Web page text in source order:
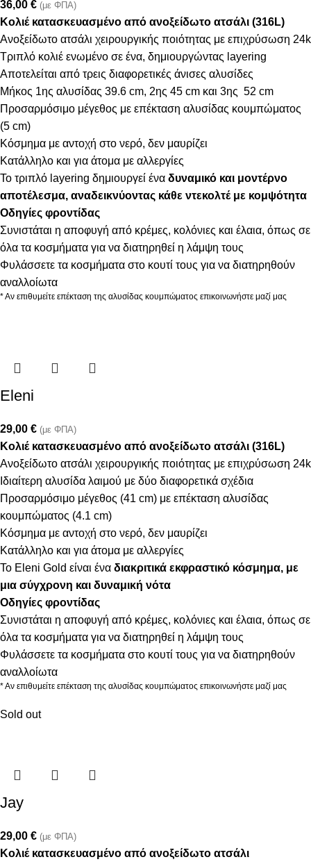
36,00 € (με ΦΠΑ)
Κολιέ κατασκευασμένο από ανοξείδωτο ατσάλι (316L)
Ανοξείδωτο ατσάλι χειρουργικής ποιότητας με επιχρύσωση 24k
Τριπλό κολιέ ενωμένο σε ένα, δημιουργώντας layering
Αποτελείται από τρεις διαφορετικές άνισες αλυσίδες
Μήκος 1ης αλυσίδας 39.6 cm, 2ης 45 cm και 3ης 52 cm
Προσαρμόσιμο μέγεθος με επέκταση αλυσίδας κουμπώματος
(5 cm)
Κόσμημα με αντοχή στο νερό, δεν μαυρίζει
Κατάλληλο και για άτομα με αλλεργίες
Το τριπλό layering δημιουργεί ένα δυναμικό και μοντέρνο
αποτέλεσμα, αναδεικνύοντας κάθε ντεκολτέ με κομψότητα
Οδηγίες φροντίδας
Συνιστάται η αποφυγή από κρέμες, κολόνιες και έλαια, όπως σε
όλα τα κοσμήματα για να διατηρηθεί η λάμψη τους
Φυλάσσετε τα κοσμήματα στο κουτί τους για να διατηρηθούν
αναλλοίωτα
* Αν επιθυμείτε επέκταση της αλυσίδας κουμπώματος επικοινωνήστε μαζί μας
Eleni
29,00 € (με ΦΠΑ)
Κολιέ κατασκευασμένο από ανοξείδωτο ατσάλι (316L)
Ανοξείδωτο ατσάλι χειρουργικής ποιότητας με επιχρύσωση 24k
Ιδιαίτερη αλυσίδα λαιμού με δύο διαφορετικά σχέδια
Προσαρμόσιμο μέγεθος (41 cm) με επέκταση αλυσίδας
κουμπώματος (4.1 cm)
Κόσμημα με αντοχή στο νερό, δεν μαυρίζει
Κατάλληλο και για άτομα με αλλεργίες
Το Eleni Gold είναι ένα διακριτικά εκφραστικό κόσμημα, με
μια σύγχρονη και δυναμική νότα
Οδηγίες φροντίδας
Συνιστάται η αποφυγή από κρέμες, κολόνιες και έλαια, όπως σε
όλα τα κοσμήματα για να διατηρηθεί η λάμψη τους
Φυλάσσετε τα κοσμήματα στο κουτί τους για να διατηρηθούν
αναλλοίωτα
* Αν επιθυμείτε επέκταση της αλυσίδας κουμπώματος επικοινωνήστε μαζί μας
Sold out
Jay
29,00 € (με ΦΠΑ)
Κολιέ κατασκευασμένο από ανοξείδωτο ατσάλι